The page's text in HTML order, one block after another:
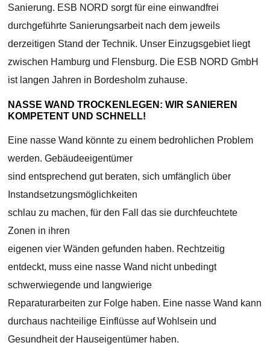
Sanierung. ESB NORD sorgt für eine einwandfrei
durchgeführte Sanierungsarbeit nach dem jeweils
derzeitigen Stand der Technik. Unser Einzugsgebiet liegt
zwischen Hamburg und Flensburg. Die ESB NORD GmbH
ist langen Jahren in Bordesholm zuhause.
NASSE WAND TROCKENLEGEN: WIR SANIEREN
KOMPETENT UND SCHNELL!
Eine nasse Wand könnte zu einem bedrohlichen Problem
werden. Gebäudeeigentümer
sind entsprechend gut beraten, sich umfänglich über
Instandsetzungsmöglichkeiten
schlau zu machen, für den Fall das sie durchfeuchtete
Zonen in ihren
eigenen vier Wänden gefunden haben. Rechtzeitig
entdeckt, muss eine nasse Wand nicht unbedingt
schwerwiegende und langwierige
Reparaturarbeiten zur Folge haben. Eine nasse Wand kann
durchaus nachteilige Einflüsse auf Wohlsein und
Gesundheit der Hauseigentümer haben.